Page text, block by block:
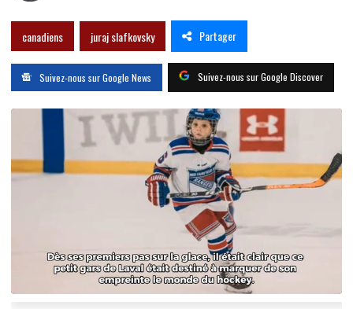
canadiens juraj slafkovsky Partager
Suivez-nous sur Google News Suivez-nous sur Google Discover